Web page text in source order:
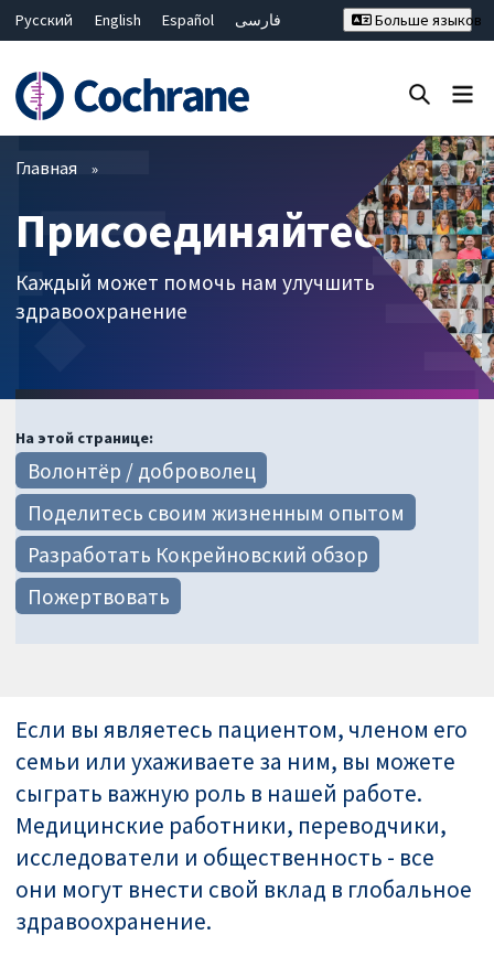
Русский English Español
فارسی
Bahasa Malaysia
ไทย
繁體中文
简体中文
Больше языков
Закрыть поиск ✖
Главная
Присоединяйтесь
Каждый может помочь нам улучшить
здравоохранение
На этой странице:
Волонтёр / доброволец
Поделитесь своим жизненным опытом
Разработать Кокрейновский обзор
Пожертвовать
Если вы являетесь пациентом, членом его
семьи или ухаживаете за ним, вы можете
сыграть важную роль в нашей работе.
Медицинские работники, переводчики,
исследователи и общественность - все
они могут внести свой вклад в глобальное
здравоохранение.